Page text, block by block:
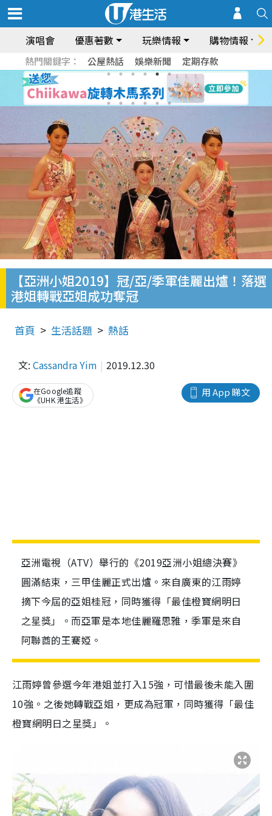
演唱會 優惠著數 玩樂情報 購物情報
熱門關鍵字： 公屋熱話 娛樂新聞 定期存款
【亞洲小姐2019】冠/亞/季軍佳麗出爐！落選
港姐轉戰亞姐成功奪冠
首頁 生活話題 熱話
文: Cassandra Yim 2019.12.30
用 App 睇文
在Google追蹤
《UHK 港生活》
亞洲電視（ATV）舉行的《2019亞洲小姐總決賽》
圓滿結束，三甲佳麗正式出爐。來自廣東的江雨婷
摘下今屆的亞姐桂冠，同時獲得「最佳橙寶網明日
之星獎」。而亞軍是本地佳麗羅思雅，季軍是來自
阿聯酋的王騫婭。
江雨婷曾參選今年港姐並打入15強，可惜最後未能入圍
10強。之後她轉戰亞姐，更成為冠軍，同時獲得「最佳
橙寶網明日之星獎」。